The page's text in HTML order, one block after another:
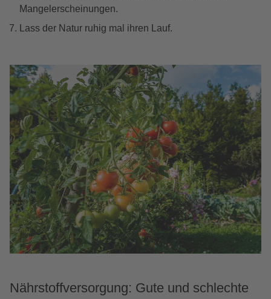
Mangelerscheinungen.
Lass der Natur ruhig mal ihren Lauf.
Nährstoffversorgung: Gute und schlechte